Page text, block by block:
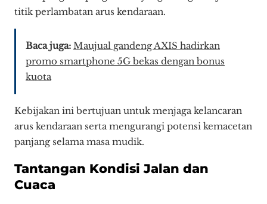
titik perlambatan arus kendaraan.
Baca juga: Maujual gandeng AXIS hadirkan
promo smartphone 5G bekas dengan bonus
kuota
Kebijakan ini bertujuan untuk menjaga kelancaran
arus kendaraan serta mengurangi potensi kemacetan
panjang selama masa mudik.
Tantangan Kondisi Jalan dan
Cuaca